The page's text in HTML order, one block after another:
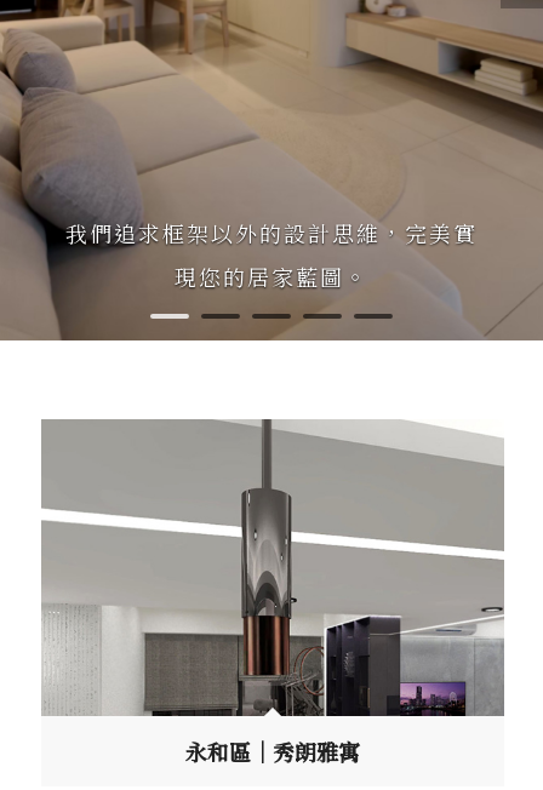
我們追求框架以外的設計思維，完美實
現您的居家藍圖。
1 5
永和區｜秀朗雅寓